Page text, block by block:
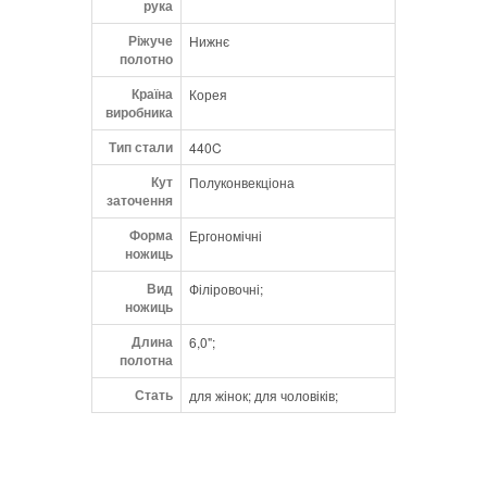
рука
Ріжуче
полотно
Нижнє
Країна
виробника
Корея
Тип стали 440C
Кут
заточення
Полуконвекціона
Форма
ножиць
Ергономічні
Вид
ножиць
Філіровочні;
Длина
полотна
6,0";
Стать для жінок; для чоловіків;